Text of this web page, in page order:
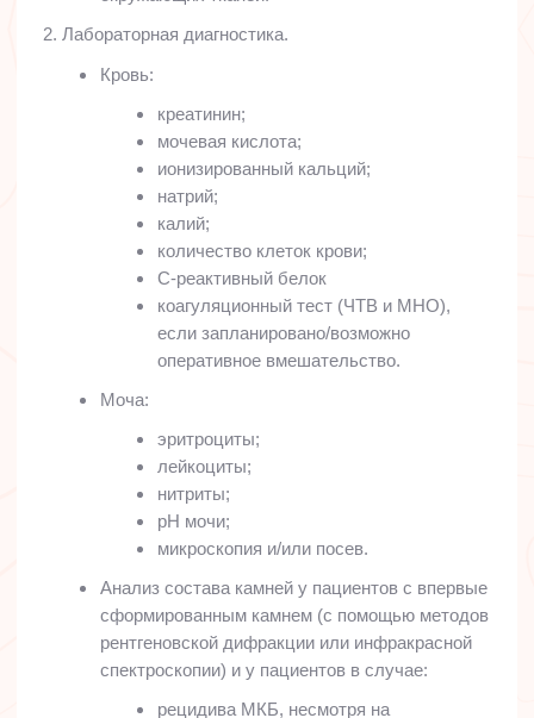
2. Лабораторная диагностика.
Кровь:
креатинин;
мочевая кислота;
ионизированный кальций;
натрий;
калий;
количество клеток крови;
С-реактивный белок
коагуляционный тест (ЧТВ и МНО),
если запланировано/возможно
оперативное вмешательство.
Моча:
эритроциты;
лейкоциты;
нитриты;
pH мочи;
микроскопия и/или посев.
Анализ состава камней у пациентов с впервые
сформированным камнем (с помощью методов
рентгеновской дифракции или инфракрасной
спектроскопии) и у пациентов в случае:
рецидива МКБ, несмотря на